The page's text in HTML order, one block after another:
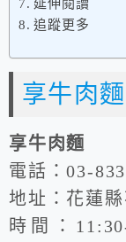
延伸閱讀
追蹤更多
享牛肉
享牛肉麵
電話：03-
地址：花蓮
時間：